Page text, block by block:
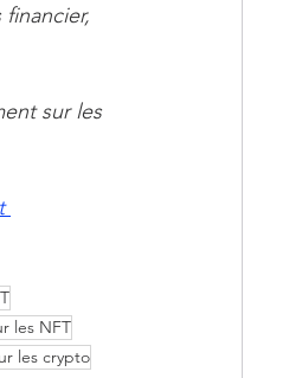
sur les
les NFT
les crypto